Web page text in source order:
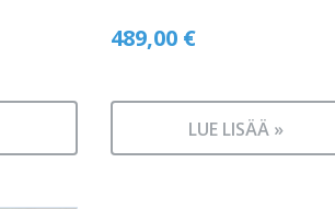
489,00 €
LUE LISÄÄ »